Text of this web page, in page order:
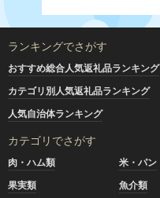
ランキングでさがす
おすすめ総合人気返礼品ランキング
カテゴリ別人気返礼品ランキング
人気自治体ランキング
カテゴリでさがす
肉・ハム類 米・パン
果実類
魚介類